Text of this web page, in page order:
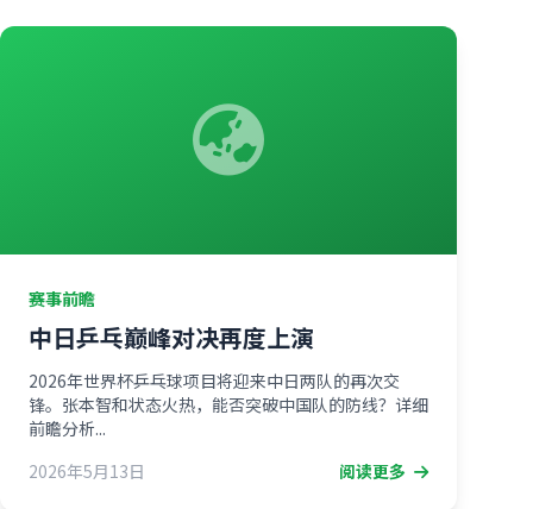
赛事前瞻
中日乒乓巅峰对决再度上演
2026年世界杯乒乓球项目将迎来中日两队的再次交
锋。张本智和状态火热，能否突破中国队的防线？详细
前瞻分析...
2026年5月13日
阅读更多